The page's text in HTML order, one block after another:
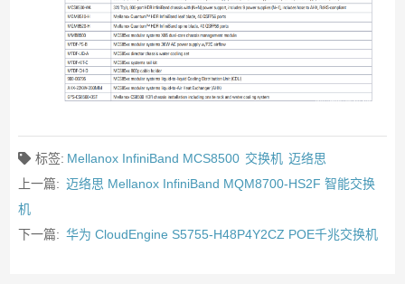
标签: Mellanox InfiniBand MCS8500 交换机 迈络思
上一篇: 迈络思 Mellanox InfiniBand MQM8700-HS2F 智能交换
机
下一篇: 华为 CloudEngine S5755-H48P4Y2CZ POE千兆交换机